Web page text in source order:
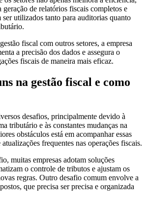
de relatórios fiscais completos e
ser utilizados tanto para auditorias quanto
fiscal com outros setores, a empresa
a precisão dos dados e assegura o
fiscais de maneira mais eficaz.
na gestão fiscal e como
desafios, principalmente devido à
tributário e às constantes mudanças na
obstáculos está em acompanhar essas
frequentes nas operações fiscais.
muitas empresas adotam soluções
o controle de tributos e ajustam os
regras. Outro desafio comum envolve a
que precisa ser precisa e organizada